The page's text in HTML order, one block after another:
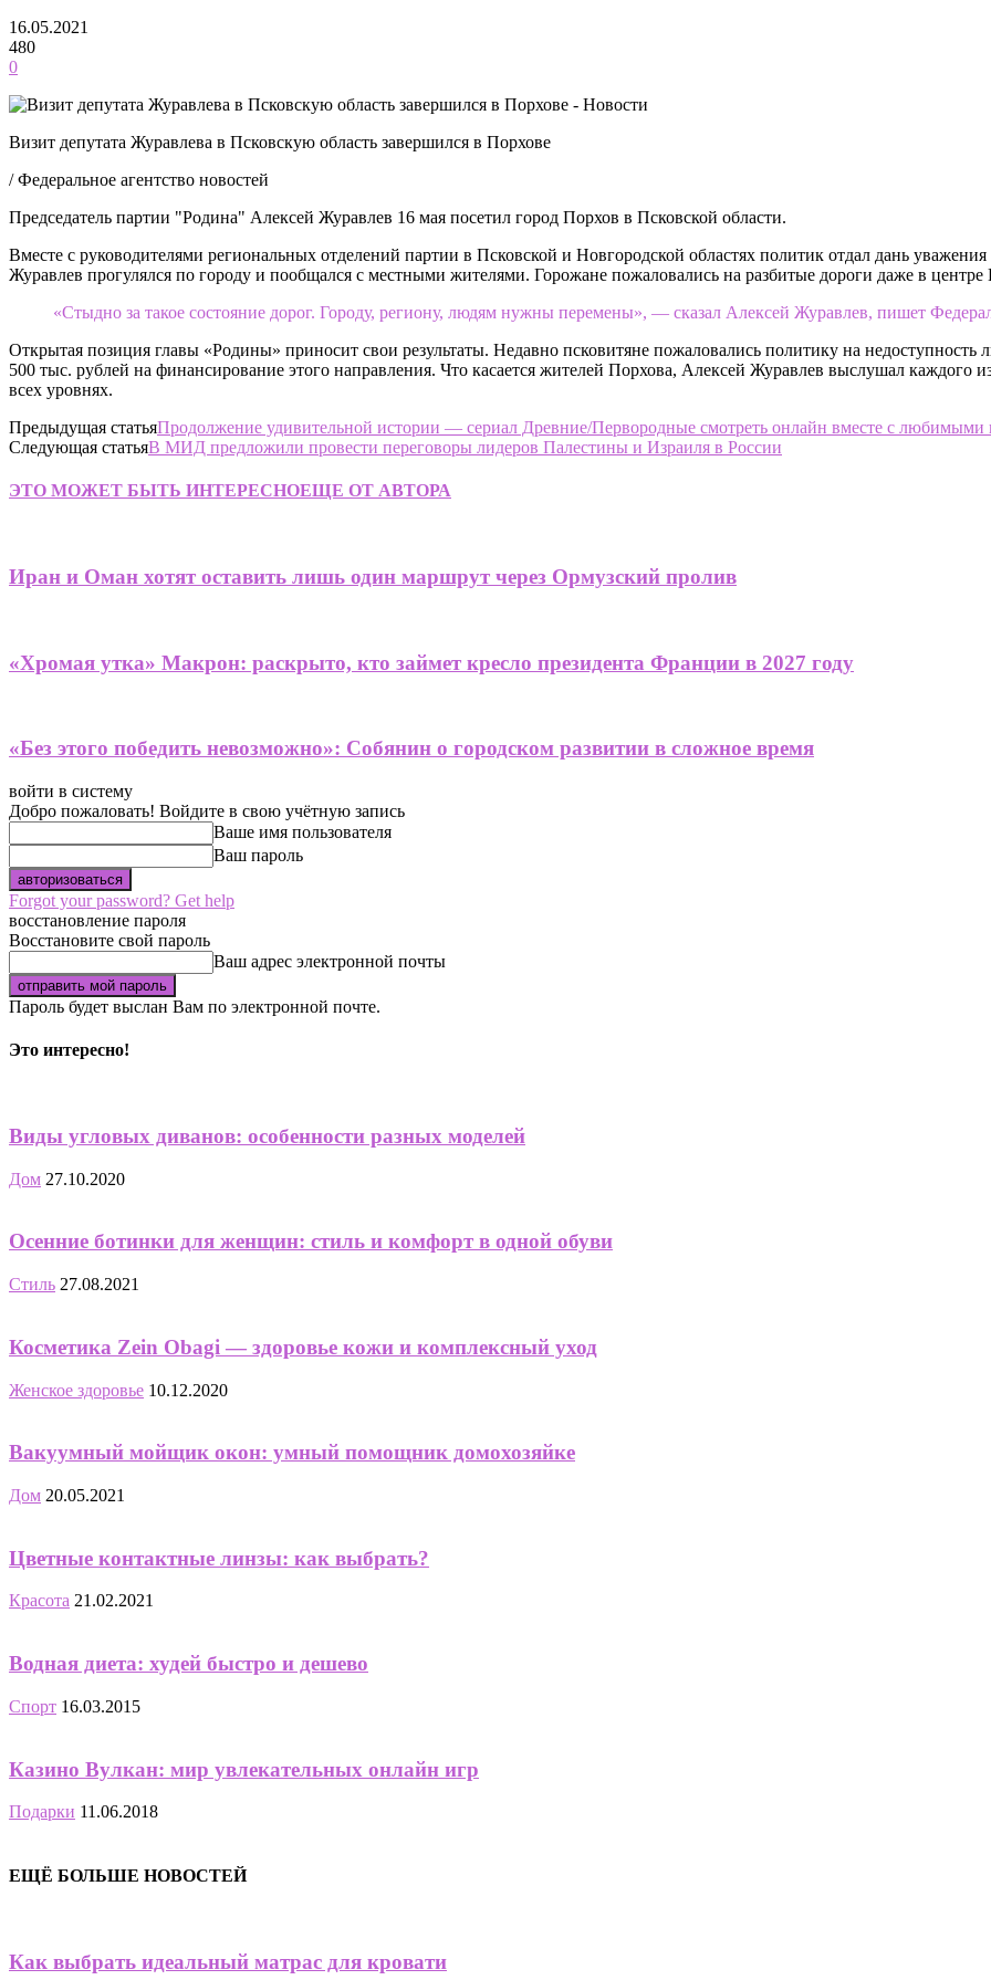
16.05.2021
480
0
Визит депутата Журавлева в Псковскую область завершился в Порхове
/ Федеральное агентство новостей
Председатель партии "Родина" Алексей Журавлев 16 мая посетил город Порхов в Псковской области.
Вместе с руководителями региональных отделений партии в Псковской и Новгородской областях политик отдал дань
Журавлев прогулялся по городу и пообщался с местными жителями. Горожане пожаловались на разбитые дороги даже в центре
«Стыдно за такое состояние дорог. Городу, региону, людям нужны перемены», — сказал Алексей Журавлев, пишет
Открытая позиция главы «Родины» приносит свои результаты. Недавно псковитяне пожаловались политику на недоступность
500 тыс. рублей на финансирование этого направления. Что касается жителей Порхова, Алексей Журавлев выслушал каждого
всех уровнях.
Предыдущая статьяПродолжение удивительной истории — сериал Древние/Первородные смотреть онлайн вместе с любимыми
Следующая статьяВ МИД предложили провести переговоры лидеров Палестины и Израиля в России
ЭТО МОЖЕТ БЫТЬ ИНТЕРЕСНОЕЩЕ ОТ АВТОРА
Иран и Оман хотят оставить лишь один маршрут через Ормузский пролив
«Хромая утка» Макрон: раскрыто, кто займет кресло президента Франции в 2027 году
«Без этого победить невозможно»: Собянин о городском развитии в сложное время
войти в систему
Добро пожаловать! Войдите в свою учётную запись
Ваше имя пользователя
Ваш пароль
Forgot your password? Get help
восстановление пароля
Восстановите свой пароль
Ваш адрес электронной почты
Пароль будет выслан Вам по электронной почте.
Это интересно!
Виды угловых диванов: особенности разных моделей
Дом 27.10.2020
Осенние ботинки для женщин: стиль и комфорт в одной обуви
Стиль 27.08.2021
Косметика Zein Obagi — здоровье кожи и комплексный уход
Женское здоровье 10.12.2020
Вакуумный мойщик окон: умный помощник домохозяйке
Дом 20.05.2021
Цветные контактные линзы: как выбрать?
Красота 21.02.2021
Водная диета: худей быстро и дешево
Спорт 16.03.2015
Казино Вулкан: мир увлекательных онлайн игр
Подарки 11.06.2018
ЕЩЁ БОЛЬШЕ НОВОСТЕЙ
Как выбрать идеальный матрас для кровати